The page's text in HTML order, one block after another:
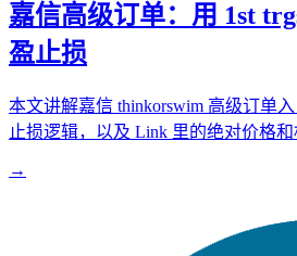
嘉信高级订单：用 1st
盈止损
本文讲解嘉信 thinkorswim 高级订单
止损逻辑，以及 Link 里的绝对价格和
→